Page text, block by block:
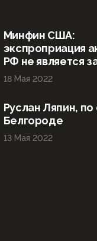
Минфин США:
экспроприация
РФ не является
18 Мая 2022
Руслан Ляпин, по
Белгороде
13 Мая 2022